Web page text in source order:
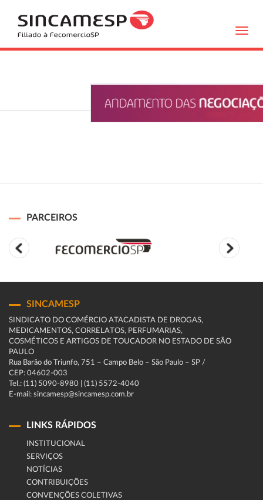
PARCEIROS
SINCAMESP
SINDICATO DO COMÉRCIO ATACADISTA DE DROGAS,
MEDICAMENTOS, CORRELATOS, PERFUMARIAS,
COSMÉTICOS E ARTIGOS DE TOUCADOR NO ESTADO DE SÃO
PAULO
Rua Barão do Triunfo, 751 – Campo Belo – São Paulo – SP /
CEP: 04602-003
Tel.: (11) 5090-8980 | (11) 5572-4040
E-mail: sincamesp@sincamesp.com.br
LINKS RÁPIDOS
INSTITUCIONAL
SERVIÇOS
NOTÍCIAS
CONTRIBUIÇÕES
CONVENÇÕES COLETIVAS